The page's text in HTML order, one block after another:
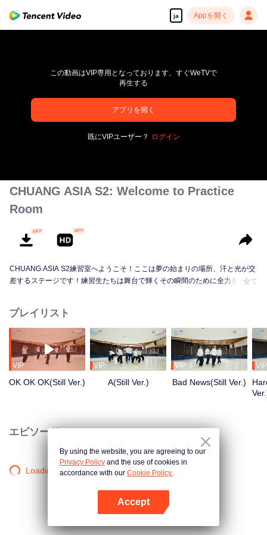
ja Appを開く
高解像度の映像•スピーディな再生へ
この動画はVIP専用となっております、すぐWeTVで
再生する
アプリを開く
既にVIPユーザー？ ログイン
CHUANG ASIA S2: Welcome to Practice
Room
CHUANG ASIA S2練習室へようこそ！ここは夢の始まりの場所、汗と光が交
差するステージです！練習生たちは舞台で輝くその瞬間のために全力を尽く
全て
プレイリスト
VIP
OK OK OK(Still Ver.)
VIP
A(Still Ver.)
VIP
Bad News(Still Ver.)
VIP
エピソード
Loading…
By using the website, you are agreeing to our
Privacy Policy and the use of cookies in
accordance with our Cookie Policy.
Accept